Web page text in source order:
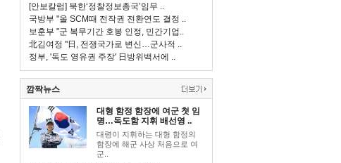
[안보칼럼] 북한‘정찰정보총국’임무 ..
국방부 "올 SCM때 전작권 전환연도 결정 ..
보훈부 "군 복무기간 호봉 인정, 민간기업..
北김여정 "日, 전쟁국가로 변신…군사적 ..
정부, '독도 영유권 주장' 日방위백서에 ..
깜짝뉴스
대형 함정 함장에 여군 첫 임
명…독도함 지휘 배선영 ..
대령이 지휘하는 대형 함정의
함장에 해군 사상 처음으로 여
군..